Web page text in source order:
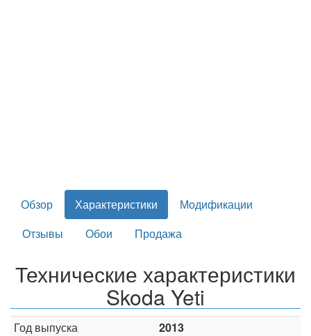
Обзор Характеристики
Модификации
Отзывы
Обои Продажа
Технические характеристики
Skoda Yeti
Год выпуска
2013